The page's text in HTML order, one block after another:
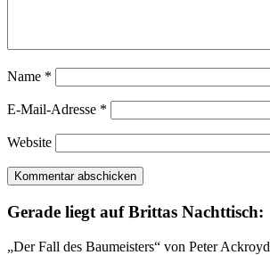
Name *
E-Mail-Adresse *
Website
Gerade liegt auf Brittas Nachttisch:
„Der Fall des Baumeisters“ von Peter Ackroyd